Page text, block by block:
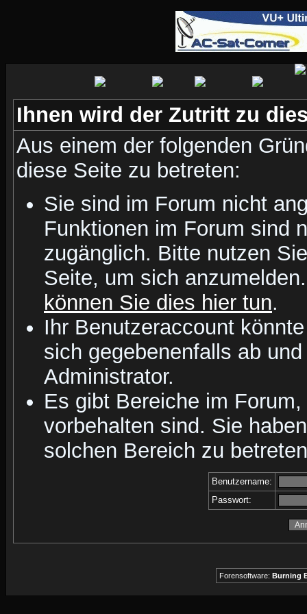
Ihnen wird der Zutritt zu
Aus einem der folgenden
diese Seite zu betreten:
Sie sind im Forum nicht
Funktionen im Forum sind
zugänglich. Bitte nutzen
Seite, um sich
können Sie dies hier tun.
Ihr Benutzeraccount
sich gegebenenfalls ab
Administrator.
Es gibt Bereiche im
vorbehalten sind. Sie
solchen Bereich zu
Benutzername:
Passwort:
Forensoftware: Burning